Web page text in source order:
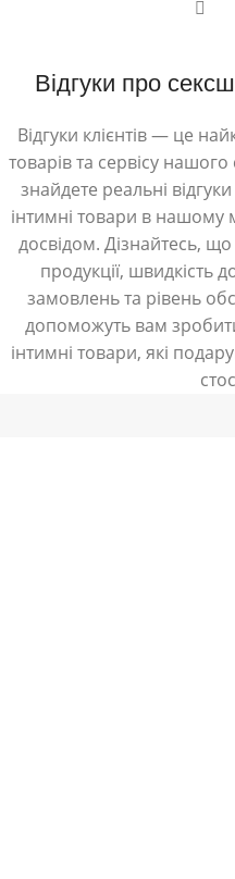
Відгуки про
Відгуки клієнтів — це
товарів та сервісу
знайдете реальні
інтимні товари в нашому
досвідом. Дізнайтесь, що
продукції, швидкість
замовлень та рівень
допоможуть вам
інтимні товари, які